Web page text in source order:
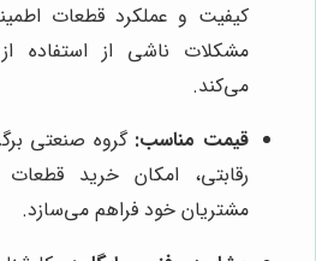
کیفیت و عملکرد قطعات
مشکلات ناشی از استفاده
می‌کند.
قیمت مناسب: گروه صنعتی
رقابتی، امکان خرید
مشتریان خود فراهم می‌سازد.